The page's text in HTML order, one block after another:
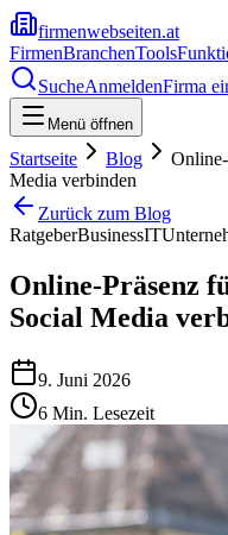
firmenwebseiten.at
FirmenBranchenTools
SucheAnmeldenFirma
Menü öffnen
Startseite Blog
Media verbinden
Zurück zum Blog
RatgeberBusinessIT
Online-Präsenz
Social Media
9. Juni 2026
6 Min. Lesezeit